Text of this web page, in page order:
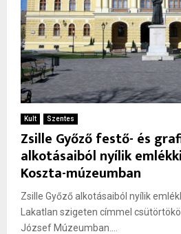
Kult Szentes
Zsille Győző festő- és
alkotásaiból nyílik
Koszta-múzeumban
Zsille Győző alkotásaiból nyílik
Lakatlan szigeten címmel
József Múzeumban....